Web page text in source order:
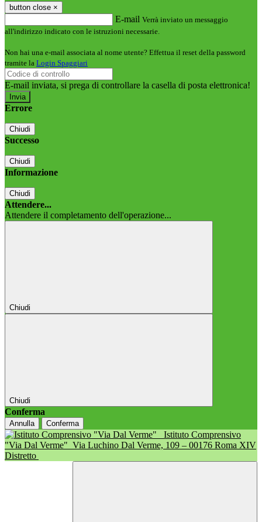
button close ×
E-mail Verrà inviato un messaggio
all'indirizzo indicato con le istruzioni necessarie.
Non hai una e-mail associata al nome utente? Effettua il reset della password
tramite la Login Spaggiari
E-mail inviata, si prega di controllare la casella di posta elettronica!
Errore
Chiudi
Successo
Chiudi
Informazione
Chiudi
Attendere...
Attendere il completamento dell'operazione...
Chiudi
Chiudi
Conferma
Annulla Conferma
Istituto Comprensivo
"Via Dal Verme" Via Luchino Dal Verme, 109 – 00176 Roma XIV
Distretto